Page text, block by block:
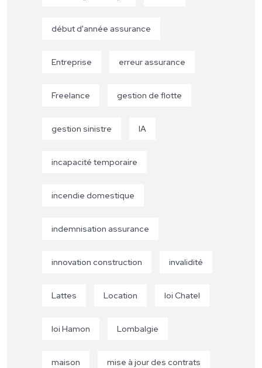
début d'année assurance
Entreprise erreur assurance
Freelance gestion de flotte
gestion sinistre IA
incapacité temporaire
incendie domestique
indemnisation assurance
innovation construction invalidité
Lattes Location loi Chatel
loi Hamon Lombalgie
maison mise à jour des contrats